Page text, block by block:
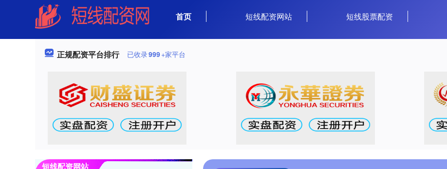
首页 短线配资网站 短线股票配资
正规配资平台排行 已收录999+家平台
短线配资网站